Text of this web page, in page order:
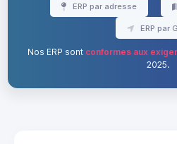
ERP par adresse
ERP par
Nos ERP sont conformes aux
2025.